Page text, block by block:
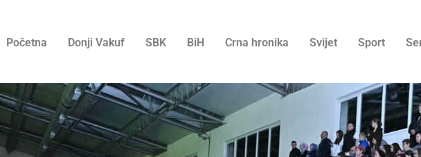
Početna Donji Vakuf SBK BiH Crna hronika Svijet Sport